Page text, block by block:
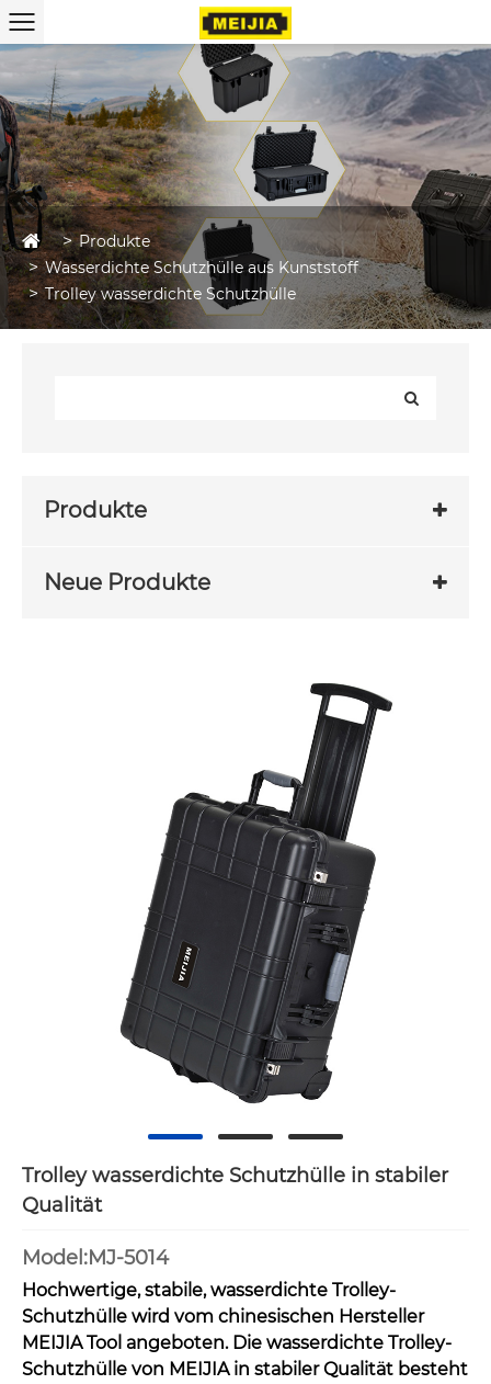
Produkte
Wasserdichte Schutzhülle aus Kunststoff
Trolley wasserdichte Schutzhülle
Produkte
Neue Produkte
Trolley wasserdichte Schutzhülle in stabiler
Qualität
Model:MJ-5014
Hochwertige, stabile, wasserdichte Trolley-
Schutzhülle wird vom chinesischen Hersteller
MEIJIA Tool angeboten. Die wasserdichte Trolley-
Schutzhülle von MEIJIA in stabiler Qualität besteht